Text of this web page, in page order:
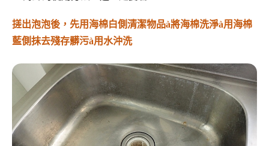
搓出泡泡後，先用海棉白側清潔物品à將海棉洗淨à用海棉
藍側抹去殘存髒污à用水沖洗